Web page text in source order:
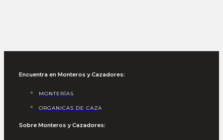
Encuentra en Monteros y Cazadores:
MONTERÍAS
ORGANICAS DE CAZA
Sobre Monteros y Cazadores: